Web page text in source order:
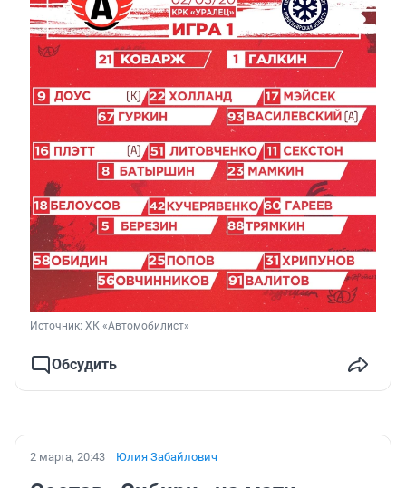
Источник: ХК «Автомобилист»
Обсудить
2 марта, 20:43 Юлия Забайлович